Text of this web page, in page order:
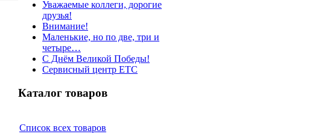
Уважаемые коллеги, дорогие
друзья!
Внимание!
Маленькие, но по две, три и
четыре…
С Днём Великой Победы!
Сервисный центр ETC
Каталог товаров
Список всех товаров